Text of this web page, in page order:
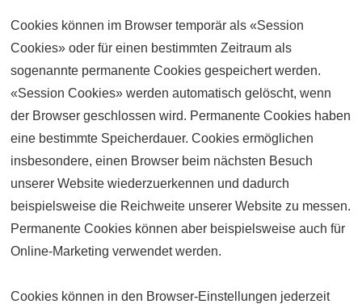
Cookies können im Browser temporär als «Session
Cookies» oder für einen bestimmten Zeitraum als
sogenannte permanente Cookies gespeichert werden.
«Session Cookies» werden automatisch gelöscht, wenn
der Browser geschlossen wird. Permanente Cookies haben
eine bestimmte Speicher­dauer. Cookies ermöglichen
insbesondere, einen Browser beim nächsten Besuch
unserer Website wiederzuerkennen und dadurch
beispielsweise die Reich­weite unserer Website zu messen.
Permanente Cookies können aber beispiels­weise auch für
Online-Marketing verwendet werden.
Cookies können in den Browser-Einstellungen jederzeit